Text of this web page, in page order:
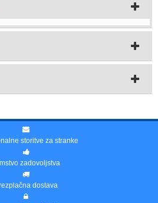
storitve za stranke
zadovoljstva
dostava